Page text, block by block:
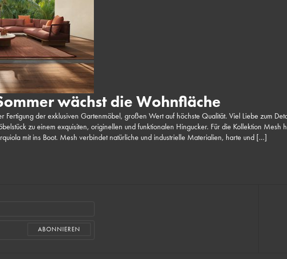
wächst die Wohnfläche
Fertigung der exklusiven Gartenmöbel, großen Wert auf höchste Qualität. Viel Liebe zum
zu einem exquisiten, originellen und funktionalen Hingucker. Für die Kollektion Mesh
mit ins Boot. Mesh verbindet natürliche und industrielle Materialien, harte und […]